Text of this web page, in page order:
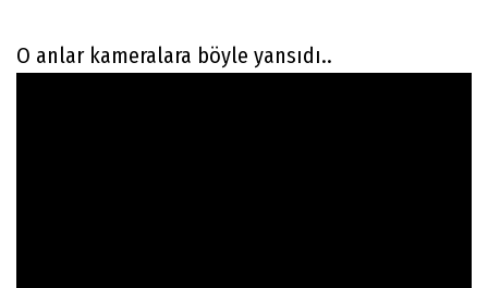
O anlar kameralara böyle yansıdı..